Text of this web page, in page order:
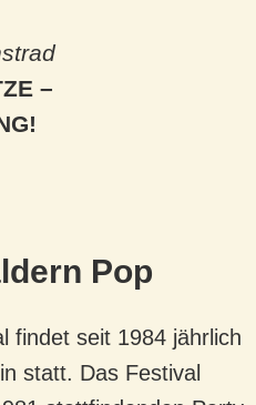
–
Pop
findet seit 1984 jährlich
statt. Das Festival